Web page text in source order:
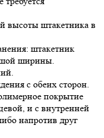
высоты штакетника в
штакетник
ширины.
с обеих сторон.
покрытие
и с внутренней
напротив друг